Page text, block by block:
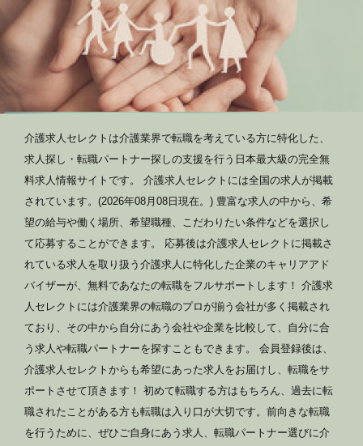
介護求人セレクトは介護業界で転職を考えている方に特化した、
求人探し・転職パートナー探しの支援を行う日本最大級の完全無
料求人情報サイトです。 介護求人セレクトには全国の求人が掲載
されています。(2026年08月08日現在。) 豊富な求人の中から、希
望の給与や働く場所、希望職種、こだわりたい条件などを選択し
て応募することができます。 応募後は介護求人セレクトに掲載さ
れている求人を取り扱う介護求人に特化した企業のキャリアアド
バイザーが、無料であなたの転職をフルサポートします！ 介護求
人セレクトには介護業界の転職のプロが揃う会社が多く掲載され
ており、その中から自分にあう会社や企業を比較して、自分に合
う求人や転職パートナーを探すこともできます。 会員登録後は、
介護求人セレクトからも希望にあった求人をお届けし、転職をサ
ポートさせて頂きます！ 初めて転職する方はもちろん、過去に転
職されたことがある方も転職は入り口が大切です。前向きな転職
を行うために、ぜひご自身にあう求人、転職パートナー選びに介